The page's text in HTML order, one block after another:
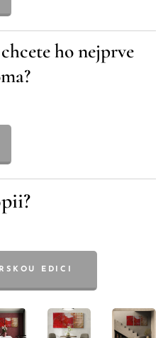
ho nejprve
EDICI